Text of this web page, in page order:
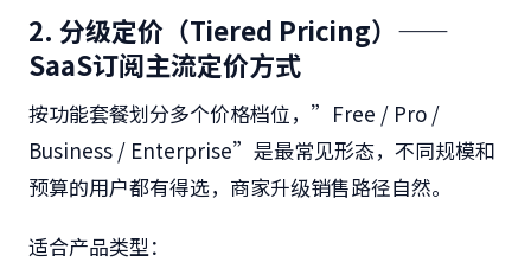
2. 分级定价（Tiered Pricing）——
SaaS订阅主流定价方式
按功能套餐划分多个价格档位，”Free / Pro /
Business / Enterprise”是最常见形态，不同规模和
预算的用户都有得选，商家升级销售路径自然。
适合产品类型：